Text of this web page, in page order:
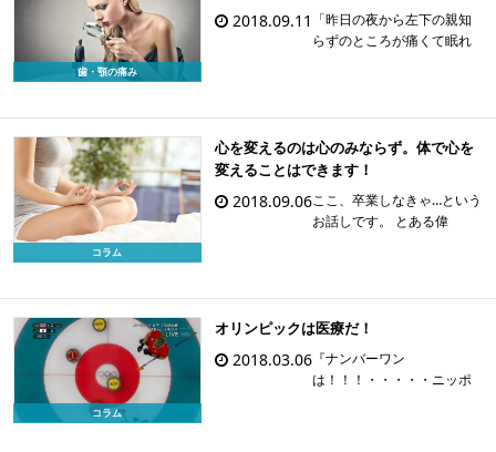
と […]
歯・顎の痛み
2018.09.11 「昨日の夜から左下の親知
らずのところが痛くて眠れ
左下の親知らずは1ヶ月前に
抜いたのにな～？？ お口の
中を診たら傷の治りは悪く
コラム
心を変えるのは心のみならず。体で心を
変えることはできます！
2018.09.06ここ、卒業しなきゃ…という
お話しです。 とある偉
人と呼ばれる人の本を拝読
させていただきました。 各
功者が、「生涯の師」と敬
[…]
コラム
オリンピックは医療だ！
2018.03.06 『ナンバーワン
は！！！・・・・・ニッポ